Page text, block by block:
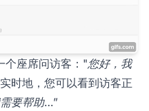
个座席问访客："您好，我
时地，您可以看到访客正
要帮助…”